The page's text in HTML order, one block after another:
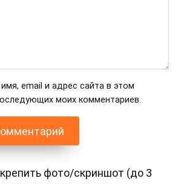
email и адрес сайта в этом
моих комментариев.
фото/скриншот (до 3